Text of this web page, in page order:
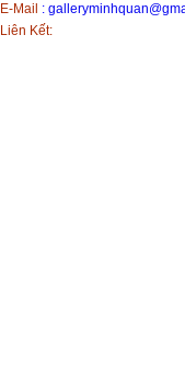
E-Mail :
Liên Kết: